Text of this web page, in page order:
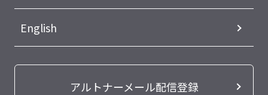
English
アルトナーメール配信登録